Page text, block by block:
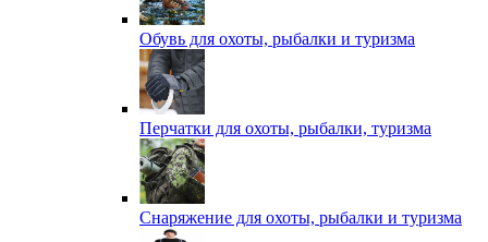
Обувь для охоты, рыбалки и туризма
Перчатки для охоты, рыбалки, туризма
Снаряжение для охоты, рыбалки и туризма